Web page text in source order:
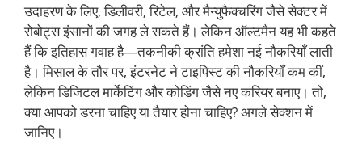
उदाहरण के लिए, डिलीवरी, रिटेल, और मैन्युफैक्चरिंग जैसे सेक्टर में
रोबोट्स इंसानों की जगह ले सकते हैं। लेकिन ऑल्टमैन यह भी कहते
हैं कि इतिहास गवाह है—तकनीकी क्रांति हमेशा नई नौकरियाँ लाती
है। मिसाल के तौर पर, इंटरनेट ने टाइपिस्ट की नौकरियाँ कम कीं,
लेकिन डिजिटल मार्केटिंग और कोडिंग जैसे नए करियर बनाए। तो,
क्या आपको डरना चाहिए या तैयार होना चाहिए? अगले सेक्शन में
जानिए।